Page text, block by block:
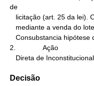
de
2.              Ação
Direta de
Decisão